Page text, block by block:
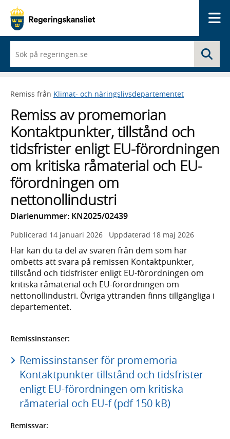
du
börjar
skriva
framträder
lista
med
sökförslag
Remiss från Klimat- och näringslivsdepartementet
Remiss av promemorian
Kontaktpunkter, tillstånd och
tidsfrister enligt EU-förordningen
om kritiska råmaterial och EU-
förordningen om
nettonollindustri
Diarienummer: KN2025/02439
Publicerad 14 januari 2026 Uppdaterad 18 maj 2026
Här kan du ta del av svaren från dem som har
ombetts att svara på remissen Kontaktpunkter,
tillstånd och tidsfrister enligt EU-förordningen om
kritiska råmaterial och EU-förordningen om
nettonollindustri. Övriga yttranden finns tillgängliga i
departementet.
Remissinstanser:
Remissinstanser för promemoria
Kontaktpunkter tillstånd och tidsfrister
enligt EU-förordningen om kritiska
råmaterial och EU-f (pdf 150 kB)
Remissvar: